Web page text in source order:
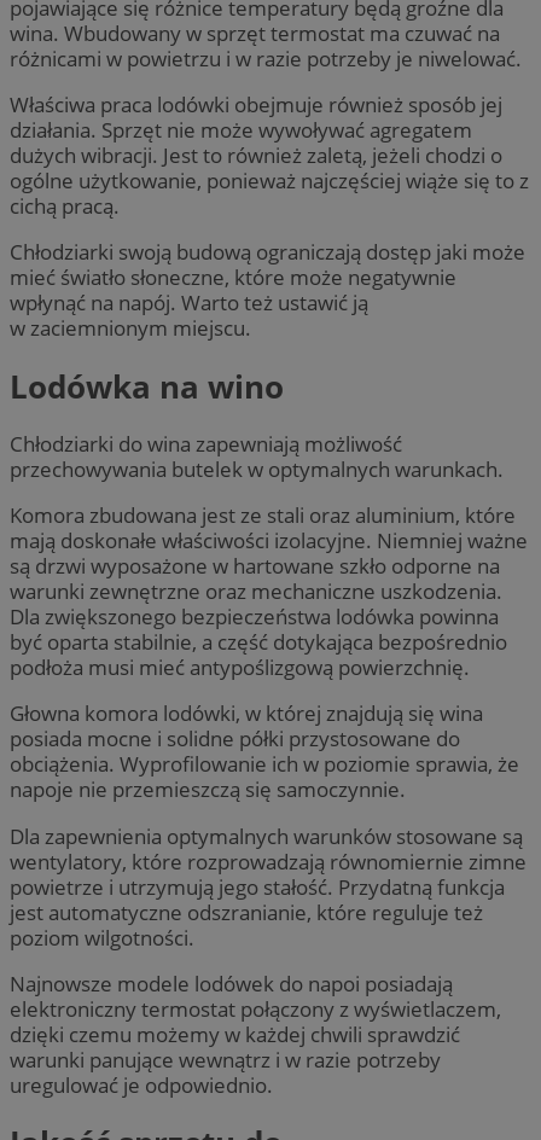
pojawiające się różnice temperatury będą groźne dla
wina. Wbudowany w sprzęt termostat ma czuwać na
różnicami w powietrzu i w razie potrzeby je niwelować.
Właściwa praca lodówki obejmuje również sposób jej
działania. Sprzęt nie może wywoływać agregatem
dużych wibracji. Jest to również zaletą, jeżeli chodzi o
ogólne użytkowanie, ponieważ najczęściej wiąże się to z
cichą pracą.
Chłodziarki swoją budową ograniczają dostęp jaki może
mieć światło słoneczne, które może negatywnie
wpłynąć na napój. Warto też ustawić ją
w zaciemnionym miejscu.
Lodówka na wino
Chłodziarki do wina zapewniają możliwość
przechowywania butelek w optymalnych warunkach.
Komora zbudowana jest ze stali oraz aluminium, które
mają doskonałe właściwości izolacyjne. Niemniej ważne
są drzwi wyposażone w hartowane szkło odporne na
warunki zewnętrzne oraz mechaniczne uszkodzenia.
Dla zwiększonego bezpieczeństwa lodówka powinna
być oparta stabilnie, a część dotykająca bezpośrednio
podłoża musi mieć antypoślizgową powierzchnię.
Głowna komora lodówki, w której znajdują się wina
posiada mocne i solidne półki przystosowane do
obciążenia. Wyprofilowanie ich w poziomie sprawia, że
napoje nie przemieszczą się samoczynnie.
Dla zapewnienia optymalnych warunków stosowane są
wentylatory, które rozprowadzają równomiernie zimne
powietrze i utrzymują jego stałość. Przydatną funkcja
jest automatyczne odszranianie, które reguluje też
poziom wilgotności.
Najnowsze modele lodówek do napoi posiadają
elektroniczny termostat połączony z wyświetlaczem,
dzięki czemu możemy w każdej chwili sprawdzić
warunki panujące wewnątrz i w razie potrzeby
uregulować je odpowiednio.